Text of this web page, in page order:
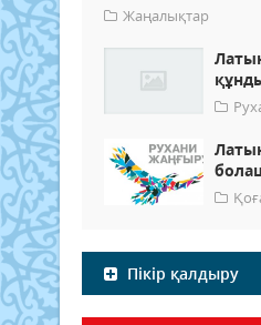
Жаңалықтар
Пікір қалдыру